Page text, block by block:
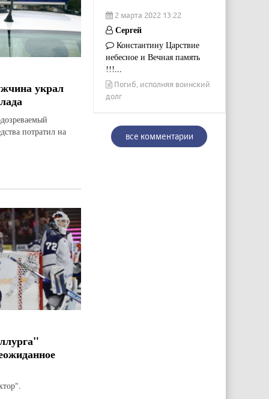
украл
потратил на
2 марта 2022 13:22
Сергей
Константину Царствие
небесное и Вечная память
!!!...
Погиб, исполняя воинский
долг
все комментарии